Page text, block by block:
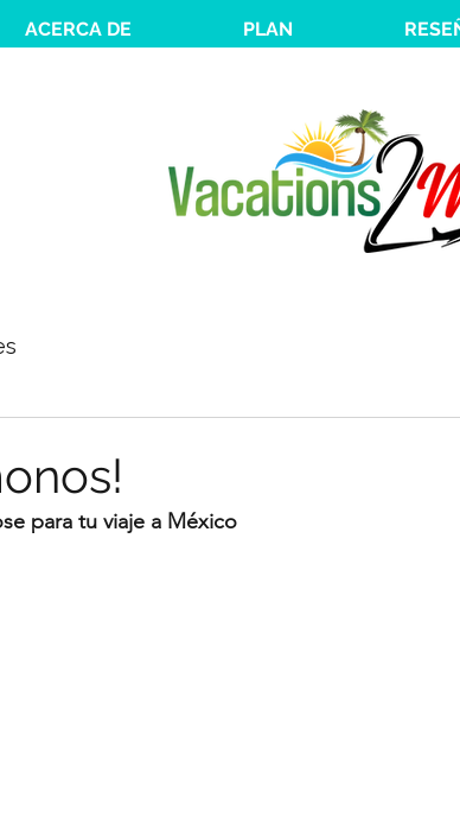
ACERCA DE PLAN
para tu viaje a México